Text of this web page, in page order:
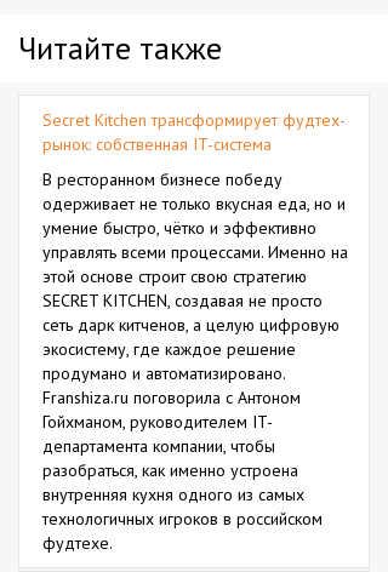
Читайте также
Secret Kitchen трансформирует фудтех-
рынок: собственная IT-система
В ресторанном бизнесе победу
одерживает не только вкусная еда, но и
умение быстро, чётко и эффективно
управлять всеми процессами. Именно на
этой основе строит свою стратегию
SECRET KITCHEN, создавая не просто
сеть дарк китченов, а целую цифровую
экосистему, где каждое решение
продумано и автоматизировано.
Franshiza.ru поговорила с Антоном
Гойхманом, руководителем IT-
департамента компании, чтобы
разобраться, как именно устроена
внутренняя кухня одного из самых
технологичных игроков в российском
фудтехе.